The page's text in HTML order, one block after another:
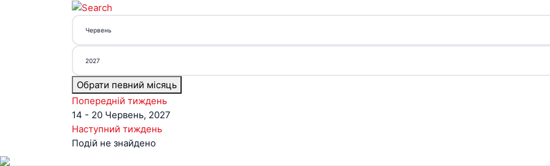
Обрати певний місяць
Попередній тиждень
14 - 20 Червень, 2027
Наступний тиждень
Подій не знайдено